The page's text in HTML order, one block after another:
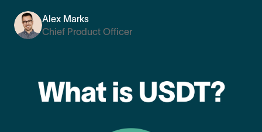
Alex Marks
Chief Product Officer